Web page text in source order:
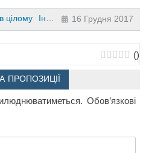
цілому Інший 2 клас 3 клас 4
16 Грудня 2017
()
ПРОПОЗИЦІЇ
Обов’язкові